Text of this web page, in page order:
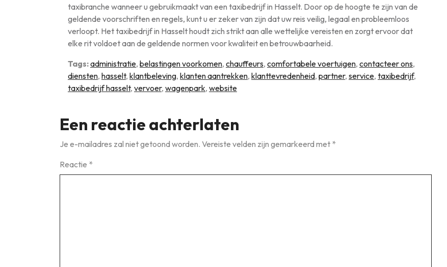
taxibranche wanneer u gebruikmaakt van een taxibedrijf in Hasselt. Door op de hoogte te zijn van de
geldende voorschriften en regels, kunt u er zeker van zijn dat uw reis veilig, legaal en probleemloos
verloopt. Het taxibedrijf in Hasselt houdt zich strikt aan alle wettelijke vereisten en zorgt ervoor dat
elke rit voldoet aan de geldende normen voor kwaliteit en betrouwbaarheid.
Tags:administratie, belastingen voorkomen, chauffeurs, comfortabele voertuigen, contacteer ons,
diensten, hasselt, klantbeleving, klanten aantrekken, klanttevredenheid, partner, service, taxibedrijf,
taxibedrijf hasselt, vervoer, wagenpark, website
Een reactie achterlaten
Je e-mailadres zal niet getoond worden. Vereiste velden zijn gemarkeerd met *
Reactie *